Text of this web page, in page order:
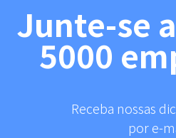
Junte-se
5000
Receba nossas
por e-